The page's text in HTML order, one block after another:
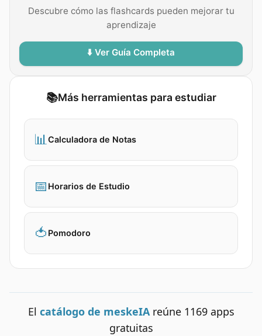
Descubre cómo las flashcards pueden mejorar tu
aprendizaje
⬇️ Ver Guía Completa
📚Más herramientas para estudiar
📊Calculadora de Notas
📅 Horarios de Estudio
🍅 Pomodoro
El catálogo de meskeIA reúne 1169apps
gratuitas